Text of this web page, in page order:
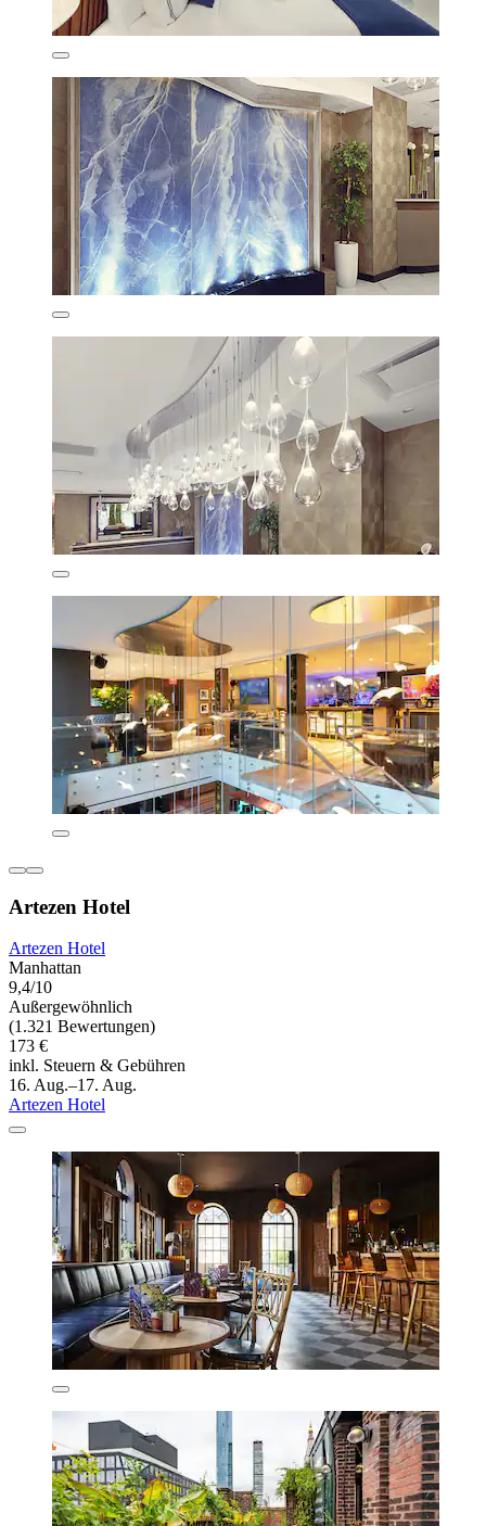
Artezen Hotel
Artezen Hotel
Manhattan
9,4/10
Außergewöhnlich
(1.321 Bewertungen)
173 €
inkl. Steuern & Gebühren
16. Aug.–17. Aug.
Artezen Hotel